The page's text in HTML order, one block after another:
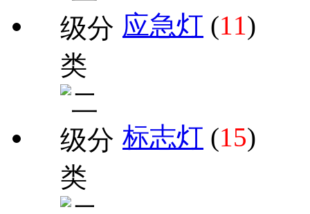
应急灯 (11)
标志灯 (15)